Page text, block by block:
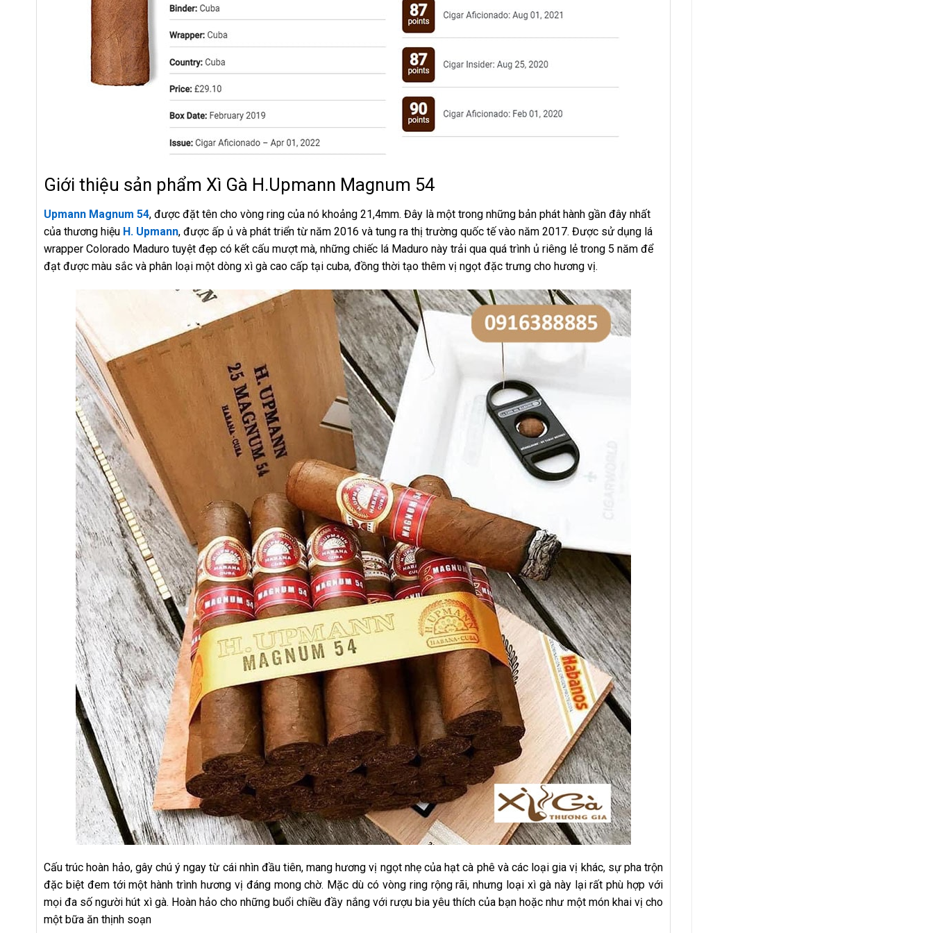
Giới thiệu sản phẩm Xì Gà H.Upmann Magnum 54
Upmann Magnum 54, được đặt tên cho vòng ring của nó khoảng 21,4mm. Đây là một trong những bản phát hành gần đây nhất
của thương hiệu H. Upmann, được ấp ủ và phát triển từ năm 2016 và tung ra thị trường quốc tế vào năm 2017. Được sử dụng lá
wrapper Colorado Maduro tuyệt đẹp có kết cấu mượt mà, những chiếc lá Maduro này trải qua quá trình ủ riêng lẻ trong 5 năm để
đạt được màu sắc và phân loại một dòng xì gà cao cấp tại cuba, đồng thời tạo thêm vị ngọt đặc trưng cho hương vị.
Cấu trúc hoàn hảo, gây chú ý ngay từ cái nhìn đầu tiên, mang hương vị ngọt nhẹ của hạt cà phê và các loại gia vị khác, sự pha trộn
đặc biệt đem tới một hành trình hương vị đáng mong chờ. Mặc dù có vòng ring rộng rãi, nhưng loại xì gà này lại rất phù hợp với
mọi đa số người hút xì gà. Hoàn hảo cho những buổi chiều đầy nắng với rượu bia yêu thích của bạn hoặc như một món khai vị cho
một bữa ăn thịnh soạn